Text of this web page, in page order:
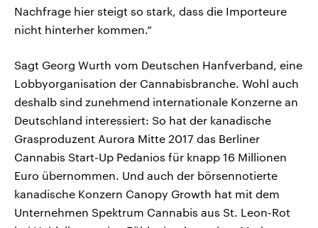
Nachfrage hier steigt so stark, dass die Importeure
nicht hinterher kommen.“
Sagt Georg Wurth vom Deutschen Hanfverband, eine
Lobbyorganisation der Cannabisbranche. Wohl auch
deshalb sind zunehmend internationale Konzerne an
Deutschland interessiert: So hat der kanadische
Grasproduzent Aurora Mitte 2017 das Berliner
Cannabis Start-Up Pedanios für knapp 16 Millionen
Euro übernommen. Und auch der börsennotierte
kanadische Konzern Canopy Growth hat mit dem
Unternehmen Spektrum Cannabis aus St. Leon-Rot